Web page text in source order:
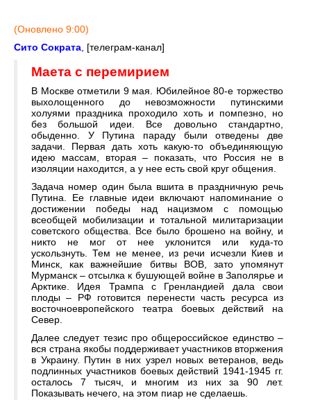
(Оновлено 9:00)
Сито Сократа, [телеграм-канал]
Маета с перемирием
В Москве отметили 9 мая. Юбилейное 80-е торжество
выхолощенного до невозможности путинскими
холуями праздника проходило хоть и помпезно, но
без большой идеи. Все довольно стандартно,
обыденно. У Путина параду были отведены две
задачи. Первая дать хоть какую-то объединяющую
идею массам, вторая – показать, что Россия не в
изоляции находится, а у нее есть свой круг общения.
Задача номер один была вшита в праздничную речь
Путина. Ее главные идеи включают напоминание о
достижении победы над нацизмом с помощью
всеобщей мобилизации и тотальной милитаризации
советского общества. Все было брошено на войну, и
никто не мог от нее уклонится или куда-то
ускользнуть. Тем не менее, из речи исчезли Киев и
Минск, как важнейшие битвы ВОВ, зато упомянут
Мурманск – отсылка к бушующей войне в Заполярье и
Арктике. Идея Трампа с Гренландией дала свои
плоды – РФ готовится перенести часть ресурса из
восточноевропейского театра боевых действий на
Север.
Далее следует тезис про общероссийское единство –
вся страна якобы поддерживает участников вторжения
в Украину. Путин в них узрел новых ветеранов, ведь
подлинных участников боевых действий 1941-1945 гг.
осталось 7 тысяч, и многим из них за 90 лет.
Показывать нечего, на этом пиар не сделаешь.